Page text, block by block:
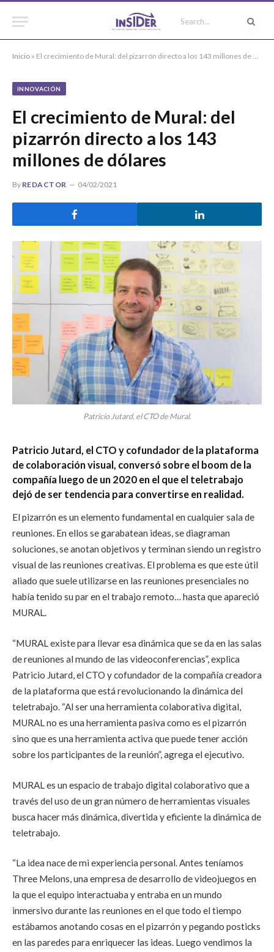
Inicio » El crecimiento de Mural: del pizarrón directo a los 143 millones de dólares
INNOVACIÓN
El crecimiento de Mural: del
pizarrón directo a los 143
millones de dólares
By REDACTOR 04/02/2021
Patricio Jutard, el CTO de Mural.
Patricio Jutard, el CTO y cofundador de la plataforma
de colaboración visual, conversó sobre el boom de la
compañía luego de un 2020 en el que el teletrabajo
dejó de ser tendencia para convertirse en realidad.
El pizarrón es un elemento fundamental en cualquier sala de
reuniones. En ellos se garabatean ideas, se diagraman
soluciones, se anotan objetivos y terminan siendo un registro
visual de las reuniones creativas. El problema es que este útil
aliado que suele utilizarse en las reuniones presenciales no
había tenido su par en el trabajo remoto… hasta que apareció
MURAL.
“MURAL existe para llevar esa dinámica que se da en las salas
de reuniones al mundo de las videoconferencias”, explica
Patricio Jutard, el CTO y cofundador de la compañía creadora
de la plataforma que está revolucionando la dinámica del
teletrabajo. “Al ser una herramienta colaborativa digital,
MURAL no es una herramienta pasiva como es el pizarrón
sino que es una herramienta activa que puede tener acción
sobre los participantes de la reunión”, agrega el ejecutivo.
MURAL es un espacio de trabajo digital colaborativo que a
través del uso de un gran número de herramientas visuales
busca hacer más dinámica, divertida y eficiente la dinámica de
teletrabajo.
“La idea nace de mi experiencia personal. Antes teníamos
Three Melons, una empresa de desarrollo de videojuegos en
la que el equipo interactuaba y entraba en un mundo
inmersivo durante las reuniones en el que todo el tiempo
estábamos anotando cosas en el pizarrón y pegando posticks
en las paredes para enriquecer las ideas. Luego vendimos la